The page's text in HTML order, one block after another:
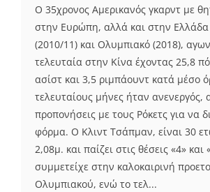
Ο 35χρονος Αμερικανός γκαρντ με
στην Ευρώπη, αλλά και στην
(2010/11) και Ολυμπιακό (2018),
τελευταία στην Κίνα έχοντας 25,8
ασίστ και 3,5 ριμπάουντ κατά μέσο
τελευταίους μήνες ήταν ανενεργός,
προπονήσεις με τους Ρόκετς για να
φόρμα. O Κλιντ Τσάπμαν, είναι 30
2,08μ. και παίζει στις θέσεις «4»
συμμετείχε στην καλοκαιρινή
Ολυμπιακού, ενώ το τελ...